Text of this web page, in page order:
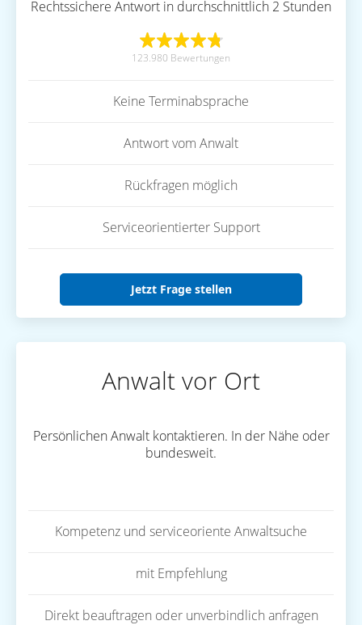
Rechtssichere Antwort in durchschnittlich 2 Stunden
123.980 Bewertungen
Keine Terminabsprache
Antwort vom Anwalt
Rückfragen möglich
Serviceorientierter Support
Jetzt Frage stellen
Anwalt vor Ort
Persönlichen Anwalt kontaktieren. In der Nähe oder
bundesweit.
Kompetenz und serviceoriente Anwaltsuche
mit Empfehlung
Direkt beauftragen oder unverbindlich anfragen